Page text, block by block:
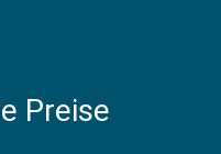
Preise